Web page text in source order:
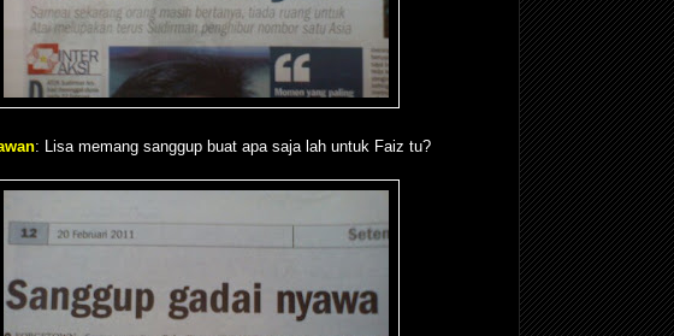
: Lisa memang sanggup buat apa saja lah untuk Faiz tu?